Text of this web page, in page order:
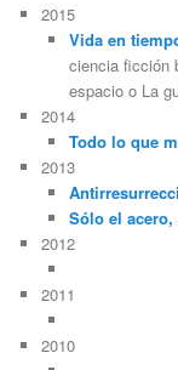
2015
Vida en
ciencia ficción
espacio o La
2014
Todo lo que
2013
Sólo el acero,
2012
2011
2010